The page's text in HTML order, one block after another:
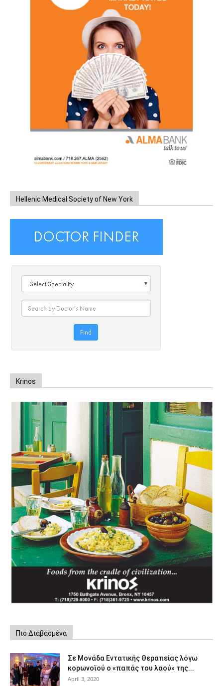
Hellenic Medical Society of New York
Krinos
Πιο Διαβασμένα
Σε Μονάδα Εντατικής Θεραπείας λόγω
κορωνοϊού ο «παπάς του λαού» της...
April 3, 2020